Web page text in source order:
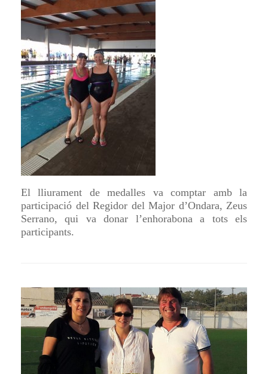
El lliurament de medalles va comptar amb la
participació del Regidor del Major d’Ondara, Zeus
Serrano, qui va donar l’enhorabona a tots els
participants.